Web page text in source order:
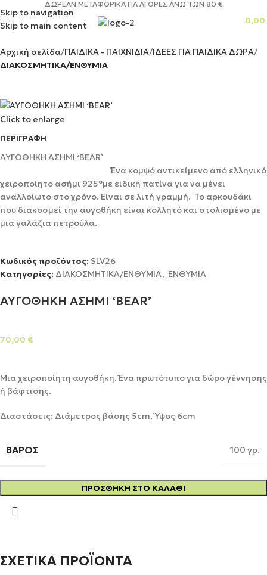
Skip to navigation
Skip to main content
ΔΩΡΕΑΝ ΜΕΤΑΦΟΡΙΚΑ ΓΙΑ ΑΓΟΡΕΣ ΑΝΩ ΤΩΝ 80 €
0,00
Αρχική σελίδα ΠΑΙΔΙΚΑ - ΠΑΙΧΝΙΔΙΑ ΙΔΕΕΣ ΓΙΑ ΠΑΙΔΙΚΑ ΔΩΡΑ
ΔΙΑΚΟΣΜΗΤΙΚΑ/ΕΝΘΥΜΙΑ
Click to enlarge
ΠΕΡΙΓΡΑΦΉ
ΑΥΓΟΘΗΚΗ ΑΣΗΜΙ ‘BEAR’
Ένα κομψό αντικείμενο από ελληνικό
χειροποίητο ασήμι 925°με ειδική πατίνα για να μένει
αναλλοίωτο στο χρόνο. Είναι σε λιτή γραμμή. Το αρκουδάκι
που διακοσμεί την αυγοθήκη είναι κολλητό και στολισμένο με
μια γαλάζια πετρούλα.
Κωδικός προϊόντος: SLV26
Κατηγορίες: ΔΙΑΚΟΣΜΗΤΙΚΑ/ΕΝΘΥΜΙΑ, ΕΝΘΥΜΙΑ
ΑΥΓΟΘΗΚΗ ΑΣΗΜΙ ‘BEAR’
70,00 €
Μια χειροποίητη αυγοθήκη. Ένα πρωτότυπο για δώρο γέννησης
ή βάφτισης.
Διαστάσεις: Διάμετρος βάσης 5cm, Ύψος 6cm
ΒΆΡΟΣ 100 γρ.
ΠΡΟΣΘΉΚΗ ΣΤΟ ΚΑΛΆΘΙ
ΣΧΕΤΙΚΑ ΠΡΟΪΟΝΤΑ